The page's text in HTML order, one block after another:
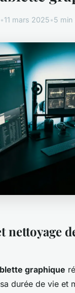
•11 mars 2025•5 min
nettoyage
graphique
durée de vie et